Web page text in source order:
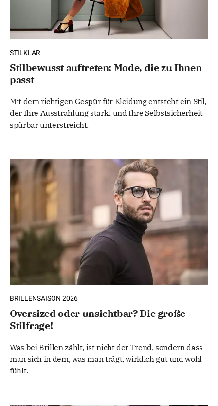
STILKLAR
Stilbewusst auftreten: Mode, die zu Ihnen
passt
Mit dem richtigen Gespür für Kleidung entsteht ein Stil,
der Ihre Ausstrahlung stärkt und Ihre Selbstsicherheit
spürbar unterstreicht.
BRILLENSAISON 2026
Oversized oder unsichtbar? Die große
Stilfrage!
Was bei Brillen zählt, ist nicht der Trend, sondern dass
man sich in dem, was man trägt, wirklich gut und wohl
fühlt.